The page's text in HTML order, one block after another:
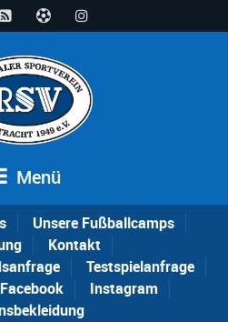
Menü
Unsere Fußballcamps
Kontakt
Testspielanfrage
Facebook
Instagram